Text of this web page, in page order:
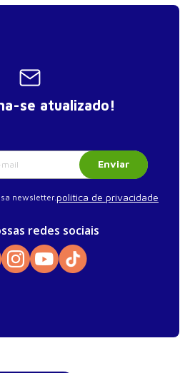
se atualizado!
Enviar
newsletter. política de privacidade
redes sociais